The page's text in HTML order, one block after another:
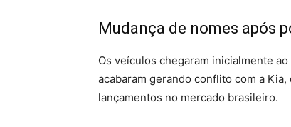
Mudança de nomes após
Os veículos chegaram inicialmente
acabaram gerando conflito com a
lançamentos no mercado brasileiro.